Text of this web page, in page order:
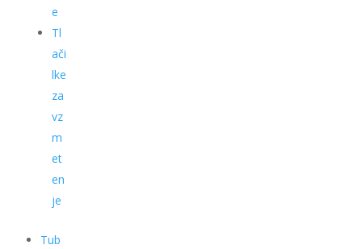
e
Tl
ači
lke
za
vz
m
et
en
je
Tub